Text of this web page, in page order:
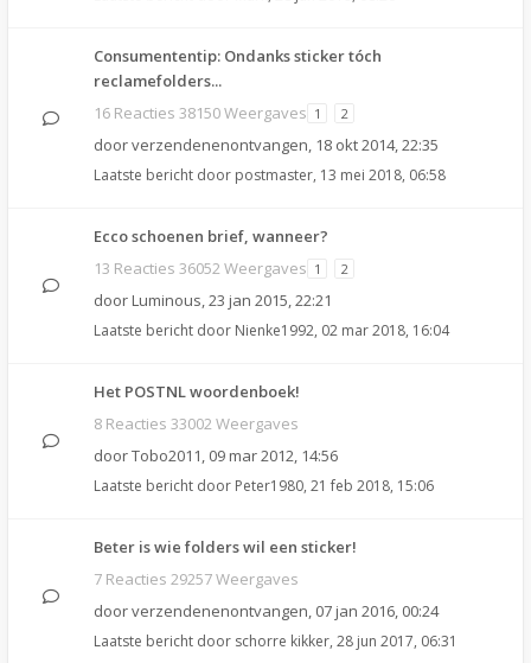
Consumententip: Ondanks sticker tóch
reclamefolders...
16 Reacties 38150 Weergaves 1 2
doorverzendenenontvangen, 18 okt 2014, 22:35
Laatste bericht door postmaster, 13 mei 2018, 06:58
Ecco schoenen brief, wanneer?
13 Reacties 36052 Weergaves 1 2
door Luminous,23 jan 2015, 22:21
Laatste bericht door Nienke1992, 02 mar 2018, 16:04
Het POSTNL woordenboek!
8 Reacties 33002 Weergaves
doorTobo2011, 09 mar 2012, 14:56
Laatste bericht door Peter1980, 21 feb 2018, 15:06
Beter is wie folders wil een sticker!
7 Reacties 29257 Weergaves
doorverzendenenontvangen, 07 jan 2016, 00:24
Laatste bericht door schorre kikker, 28 jun 2017, 06:31